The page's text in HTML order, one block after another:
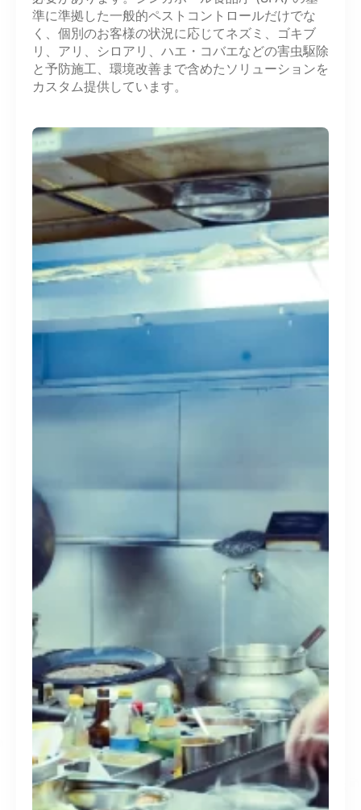
準に準拠した一般的ペストコントロールだけでな
く、個別のお客様の状況に応じてネズミ、 ゴキブ
リ、アリ、 シロアリ、 ハエ ・コバエなどの害虫駆除
と予防施工、環境改善まで含めたソリューションを
カスタム提供しています。